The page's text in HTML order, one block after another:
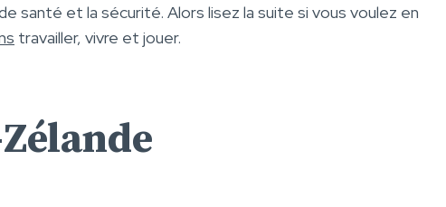
santé et la sécurité. Alors lisez la suite si vous voulez en
travailler, vivre et jouer.